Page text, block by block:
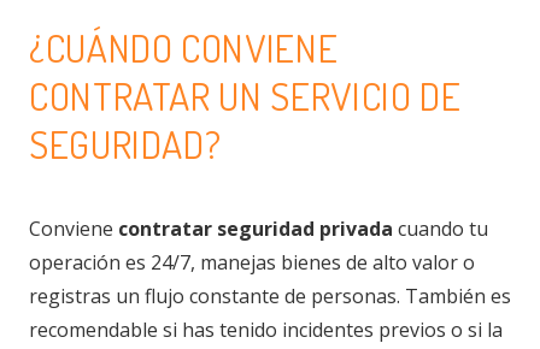
¿CUÁNDO CONVIENE
CONTRATAR UN SERVICIO DE
SEGURIDAD?
Conviene contratar seguridad privada cuando tu
operación es 24/7, manejas bienes de alto valor o
registras un flujo constante de personas. También es
recomendable si has tenido incidentes previos o si la